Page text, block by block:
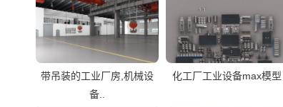
带吊装的工业厂房,机械设
备..
化工厂工业设备max模型